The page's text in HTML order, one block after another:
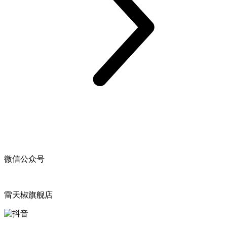
微信公众号
雷天椒旗舰店